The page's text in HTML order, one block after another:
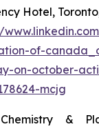
Hotel,
of-
on-october-
mcjg
&